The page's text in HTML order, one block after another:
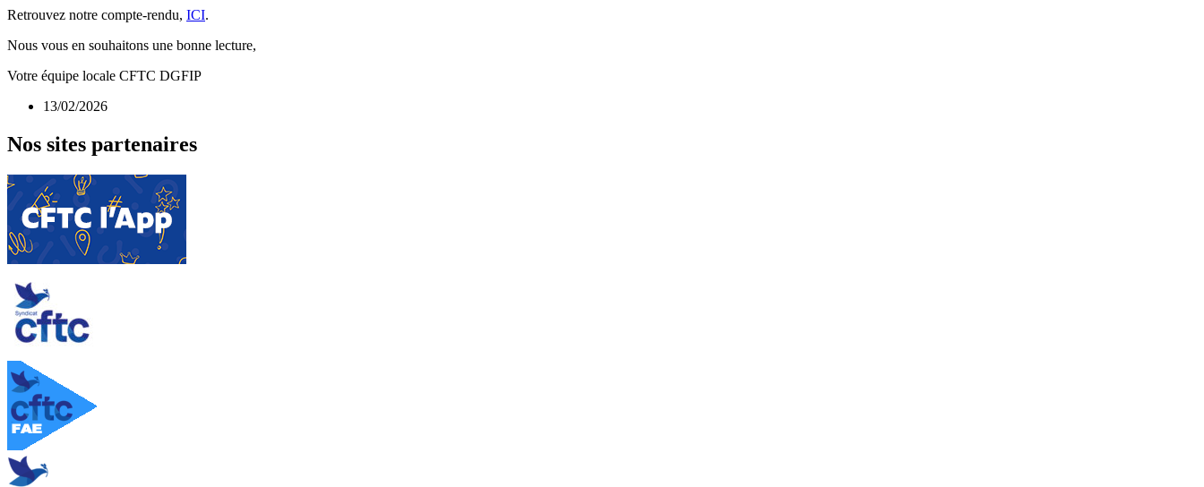
Retrouvez notre compte-rendu, ICI.
Nous vous en souhaitons une bonne lecture,
Votre équipe locale CFTC DGFIP
13/02/2026
Nos sites partenaires